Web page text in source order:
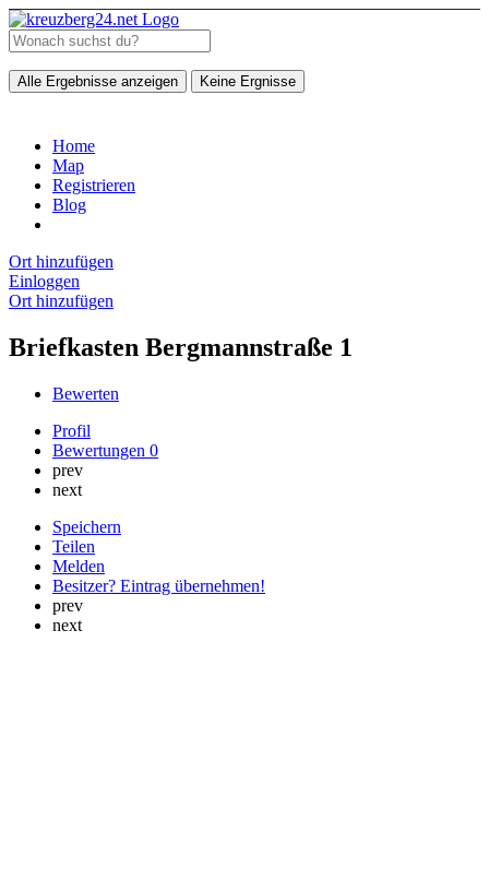
Alle Ergebnisse anzeigen Keine Ergnisse
Home
Map
Registrieren
Blog
Ort hinzufügen
Einloggen
Ort hinzufügen
Briefkasten Bergmannstraße 1
Bewerten
Profil
Bewertungen 0
prev
next
Speichern
Teilen
Melden
Besitzer? Eintrag übernehmen!
prev
next